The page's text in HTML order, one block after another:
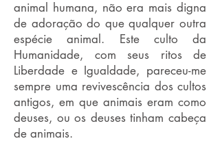
animal humana, não era mais digna
de adoração do que qualquer outra
espécie animal. Este culto da
Humanidade, com seus ritos de
Liberdade e Igualdade, pareceu-me
sempre uma revivescência dos cultos
antigos, em que animais eram como
deuses, ou os deuses tinham cabeça
de animais.